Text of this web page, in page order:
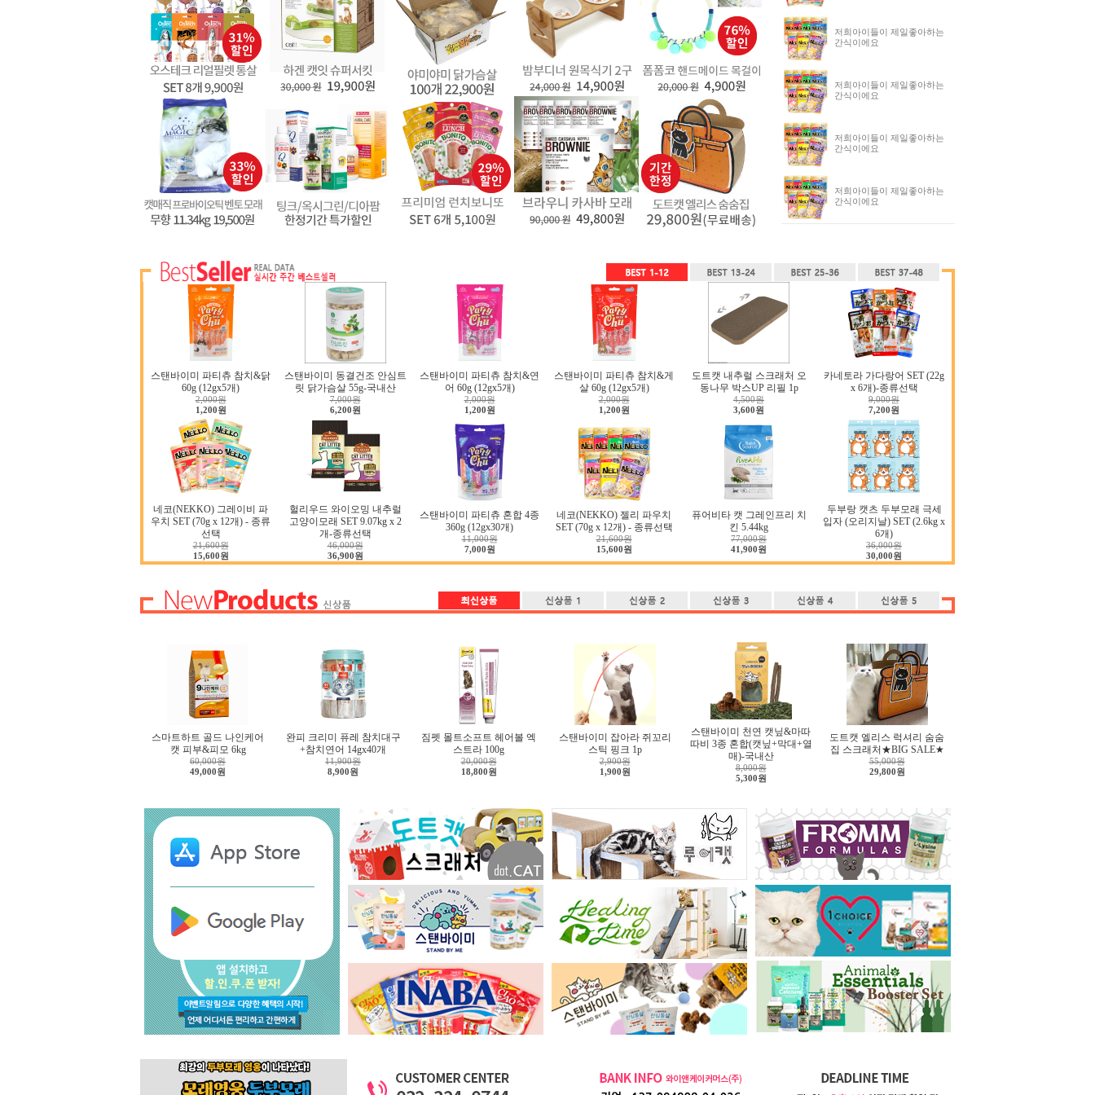
저희아이들이 제일좋아하는
간식이에요
저희아이들이 제일좋아하는
간식이에요
저희아이들이 제일좋아하는
간식이에요
저희아이들이 제일좋아하는
간식이에요
스탠바이미 파티츄 참치&닭
60g (12gx5개)
2,000원
1,200원
스탠바이미 동결건조 안심트
릿 닭가슴살 55g-국내산
7,000원
6,200원
스탠바이미 파티츄 참치&연
어 60g (12gx5개)
2,000원
1,200원
스탠바이미 파티츄 참치&게
살 60g (12gx5개)
2,000원
1,200원
도트캣 내추럴 스크래처 오
동나무 박스UP 리필 1p
4,500원
3,600원
카네토라 가다랑어 SET (22g
x 6개)-종류선택
9,000원
7,200원
네코(NEKKO) 그레이비 파
우치 SET (70g x 12개) - 종류
선택
21,600원
15,600원
헐리우드 와이오밍 내추럴
고양이모래 SET 9.07kg x 2
개-종류선택
46,000원
36,900원
스탠바이미 파티츄 혼합 4종
360g (12gx30개)
11,000원
7,000원
네코(NEKKO) 젤리 파우치
SET (70g x 12개) - 종류선택
21,600원
15,600원
퓨어비타 캣 그레인프리 치
킨 5.44kg
77,000원
41,900원
두부랑 캣츠 두부모래 극세
입자 (오리지날) SET (2.6kg x
6개)
36,000원
30,000원
스마트하트 골드 나인케어
캣 피부&피모 6kg
60,000원
49,000원
완피 크리미 퓨레 참치대구
+참치연어 14gx40개
11,900원
8,900원
짐펫 몰트소프트 헤어볼 엑
스트라 100g
20,000원
18,800원
스탠바이미 잡아라 쥐꼬리
스틱 핑크 1p
2,900원
1,900원
스탠바이미 천연 캣닢&마따
따비 3종 혼합(캣닢+막대+열
매)-국내산
8,000원
5,300원
도트캣 엘리스 럭셔리 숨숨
집 스크래처★BIG SALE★
55,000원
29,800원